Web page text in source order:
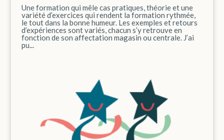
Une formation qui mêle cas pratiques, théorie et une
variété d’exercices qui rendent la formation rythmée,
le tout dans la bonne humeur. Les exemples et retours
d’expériences sont variés, chacun s’y retrouve en
fonction de son affectation magasin ou centrale. J’ai
pu...